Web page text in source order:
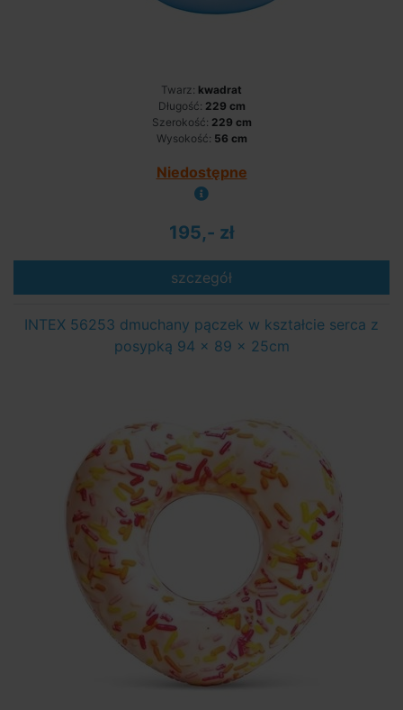
Twarz: kwadrat
Długość: 229 cm
Szerokość: 229 cm
Wysokość: 56 cm
Niedostępne
195,- zł
szczegół
INTEX 56253 dmuchany pączek w kształcie serca z
posypką 94 x 89 x 25cm